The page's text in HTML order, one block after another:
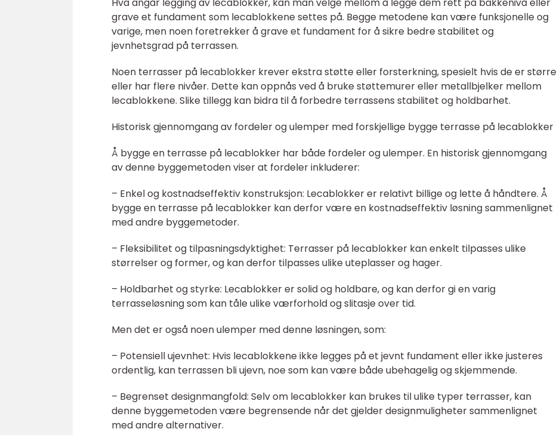
grave et fundament som lecablokkene settes på. Begge metodene kan være funksjonelle og
varige, men noen foretrekker å grave et fundament for å sikre bedre stabilitet og
jevnhetsgrad på terrassen.
Noen terrasser på lecablokker krever ekstra støtte eller forsterkning, spesielt hvis de er større
eller har flere nivåer. Dette kan oppnås ved å bruke støttemurer eller metallbjelker mellom
lecablokkene. Slike tillegg kan bidra til å forbedre terrassens stabilitet og holdbarhet.
Historisk gjennomgang av fordeler og ulemper med forskjellige bygge terrasse på lecablokker
Å bygge en terrasse på lecablokker har både fordeler og ulemper. En historisk gjennomgang
av denne byggemetoden viser at fordeler inkluderer:
– Enkel og kostnadseffektiv konstruksjon: Lecablokker er relativt billige og lette å håndtere. Å
bygge en terrasse på lecablokker kan derfor være en kostnadseffektiv løsning sammenlignet
med andre byggemetoder.
– Fleksibilitet og tilpasningsdyktighet: Terrasser på lecablokker kan enkelt tilpasses ulike
størrelser og former, og kan derfor tilpasses ulike uteplasser og hager.
– Holdbarhet og styrke: Lecablokker er solid og holdbare, og kan derfor gi en varig
terrasseløsning som kan tåle ulike værforhold og slitasje over tid.
Men det er også noen ulemper med denne løsningen, som:
– Potensiell ujevnhet: Hvis lecablokkene ikke legges på et jevnt fundament eller ikke justeres
ordentlig, kan terrassen bli ujevn, noe som kan være både ubehagelig og skjemmende.
– Begrenset designmangfold: Selv om lecablokker kan brukes til ulike typer terrasser, kan
denne byggemetoden være begrensende når det gjelder designmuligheter sammenlignet
med andre alternativer.